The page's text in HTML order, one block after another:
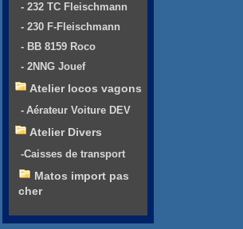
- 232 TC Fleischmann
- 230 F-Fleischmann
- BB 8159 Roco
- 2NNG Jouef
Atelier locos vagons
- Aérateur Voiture DEV
Atelier Divers
-Caisses de transport
Matos import pas
cher